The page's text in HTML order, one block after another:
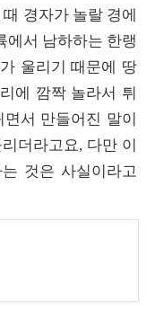
경자가 놀랄 경에
에서 남하하는 한랭
울리기 때문에 땅
에 깜짝 놀라서 튀
서 만들어진 말이
더라고요, 다만 이
것은 사실이라고